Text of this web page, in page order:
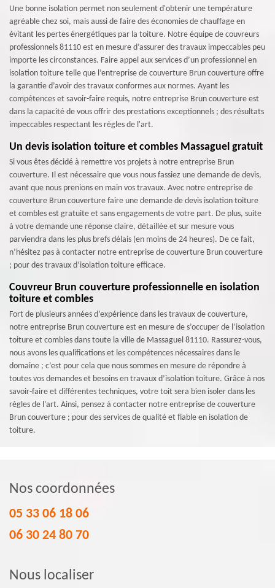
Une bonne isolation permet non seulement d'obtenir une température
agréable chez soi, mais aussi de faire des économies de chauffage en
évitant les pertes énergétiques par la toiture. Notre équipe de couvreurs
professionnels 81110 est en mesure d’assurer des travaux impeccables peu
importe les circonstances. Faire appel aux services d’un professionnel en
isolation toiture telle que l’entreprise de couverture Brun couverture offre
la garantie d’avoir des travaux conformes aux normes. Ayant les
compétences et savoir-faire requis, notre entreprise Brun couverture est
dans la capacité de vous offrir des prestations exceptionnels ; des résultats
impeccables respectant les règles de l'art.
Un devis isolation toiture et combles Massaguel gratuit
Si vous êtes décidé à remettre vos projets à notre entreprise Brun
couverture. Il est nécessaire que vous nous fassiez une demande de devis,
avant que nous prenions en main vos travaux. Avec notre entreprise de
couverture Brun couverture faire une demande de devis isolation toiture
et combles est gratuite et sans engagements de votre part. De plus, suite
à votre demande une réponse claire, détaillée et sur mesure vous
parviendra dans les plus brefs délais (en moins de 24 heures). De ce fait,
n’hésitez pas à contacter notre entreprise de couverture Brun couverture
; pour des travaux d’isolation toiture efficace.
Couvreur Brun couverture professionnelle en isolation
toiture et combles
Fort de plusieurs années d’expérience dans les travaux de couverture,
notre entreprise Brun couverture est en mesure de s’occuper de l’isolation
toiture et combles dans toute la ville de Massaguel 81110. Rassurez-vous,
nous avons les qualifications et les compétences nécessaires dans le
domaine ; c’est pour cela que nous sommes en mesure de répondre à
toutes vos demandes et besoins en travaux d’isolation toiture. Grâce à nos
savoir-faire et différentes techniques, votre toit sera bien isoler dans les
règles de l’art. Ainsi, pensez à contacter notre entreprise de couverture
Brun couverture ; pour des services de qualité et fiable en isolation de
toiture.
Nos coordonnées
05 33 06 18 06
06 30 24 80 70
Nous localiser